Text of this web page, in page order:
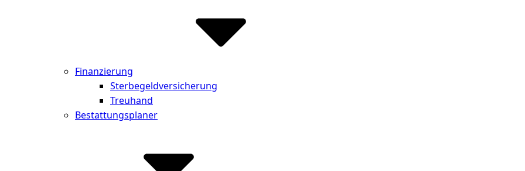
Finanzierung
Sterbegeldversicherung
Treuhand
Bestattungsplaner